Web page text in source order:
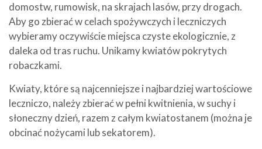
domostw, rumowisk, na skrajach lasów, przy drogach.
Aby go zbierać w celach spożywczych i leczniczych
wybieramy oczywiście miejsca czyste ekologicznie, z
daleka od tras ruchu. Unikamy kwiatów pokrytych
robaczkami.
Kwiaty, które są najcenniejsze i najbardziej wartościowe
leczniczo, należy zbierać w pełni kwitnienia, w suchy i
słoneczny dzień, razem z całym kwiatostanem (można je
obcinać nożycami lub sekatorem).